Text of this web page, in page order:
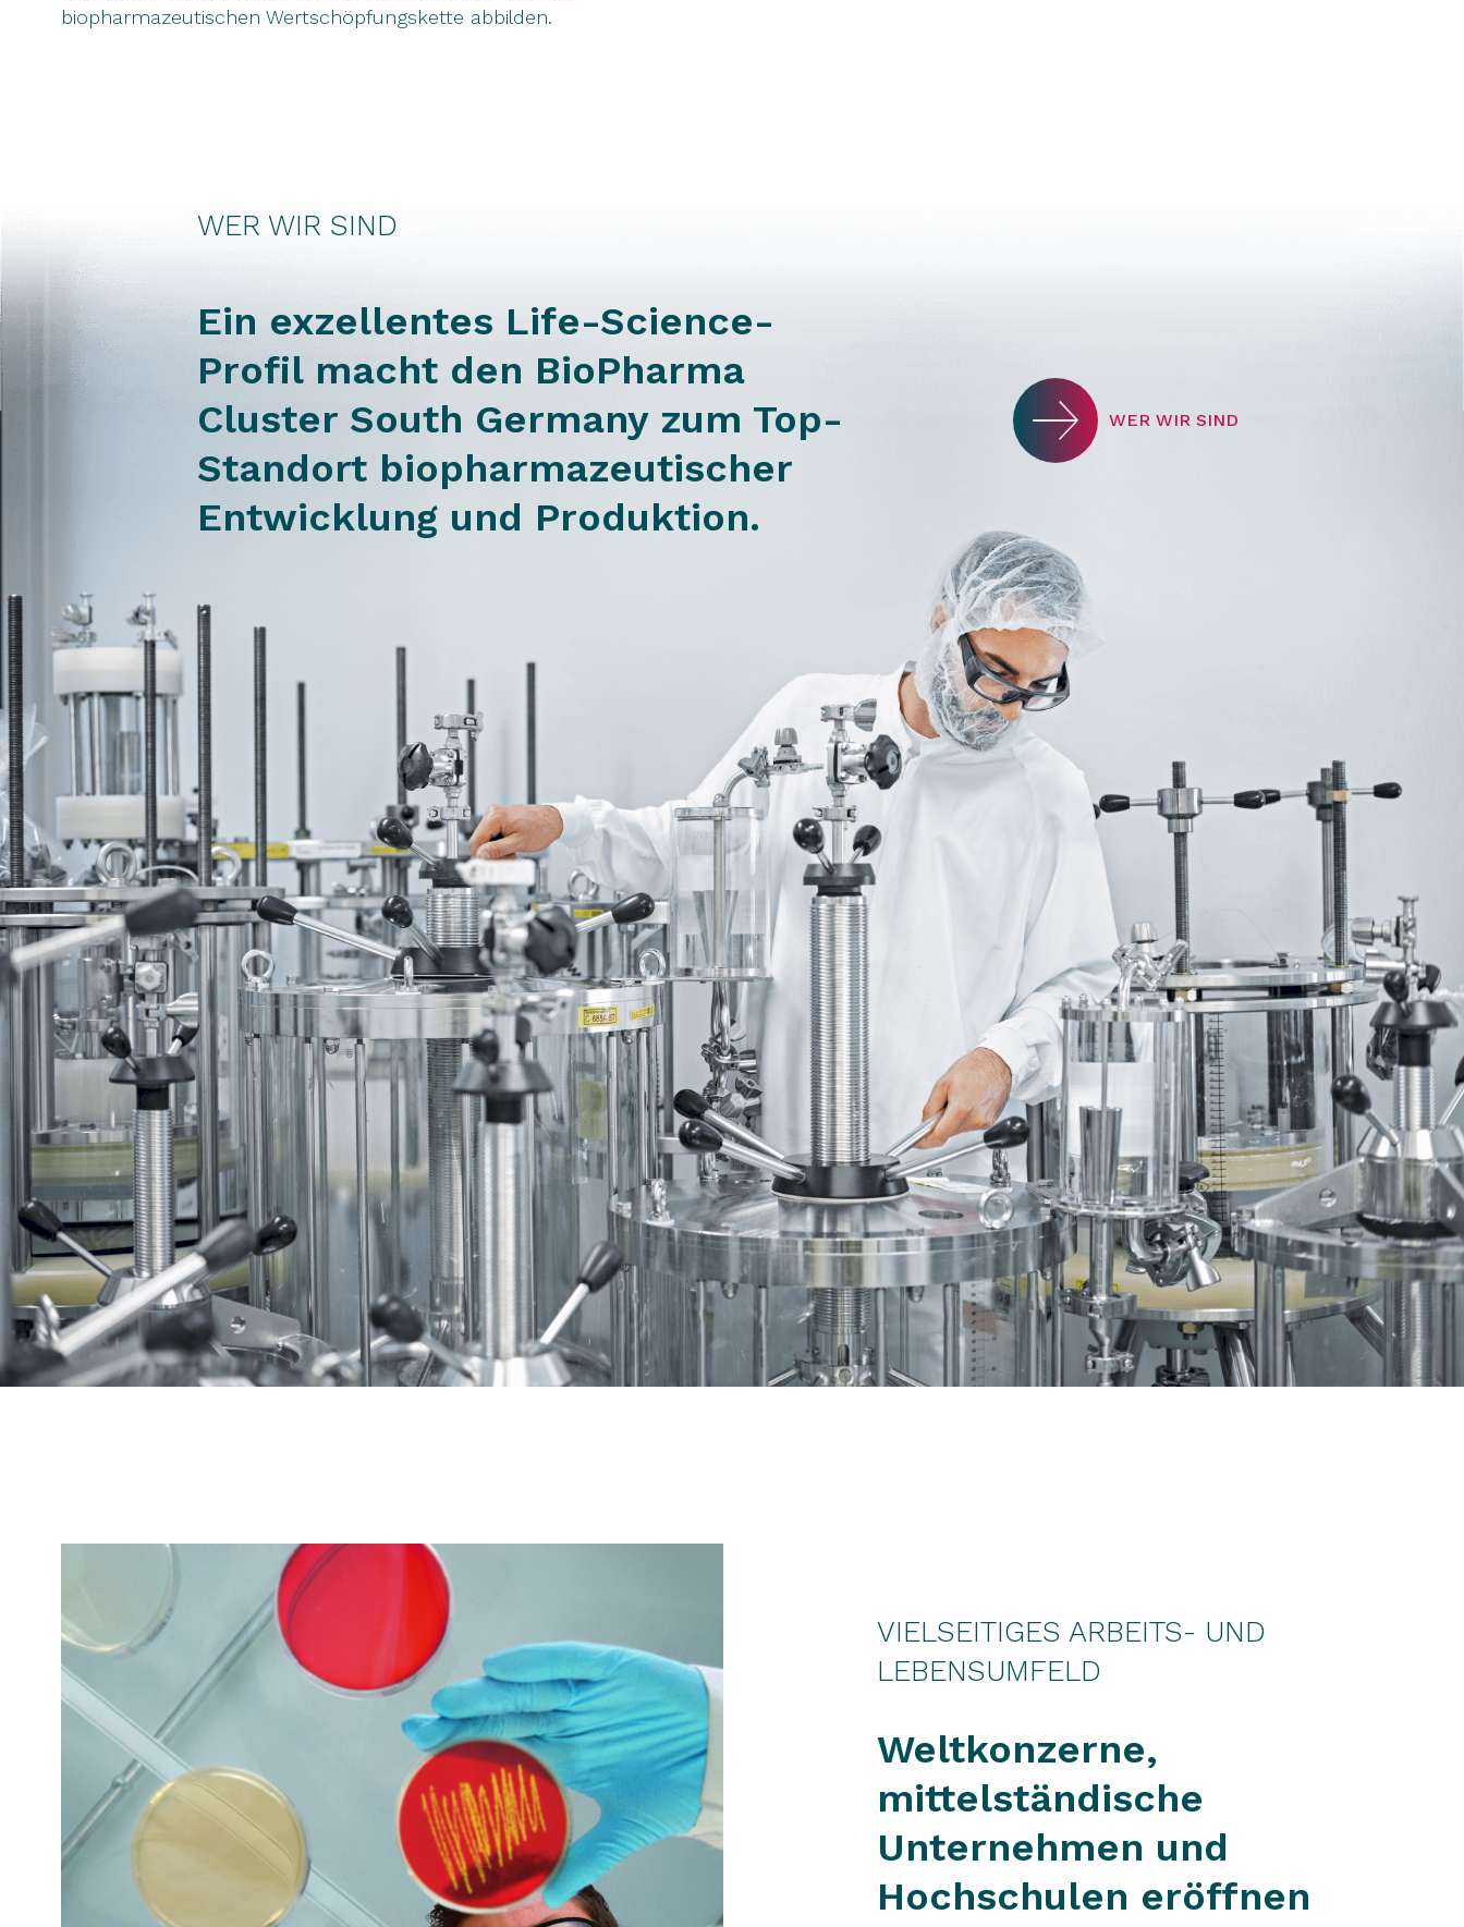
biopharmazeutischen Wertschöpfungskette abbilden.
WER WIR SIND
Ein exzellentes Life-Science-
Profil macht den BioPharma
Cluster South Germany zum Top-
Standort biopharmazeutischer
Entwicklung und Produktion.
WER WIR SIND
VIELSEITIGES ARBEITS- UND
LEBENSUMFELD
Weltkonzerne,
mittelständische
Unternehmen und
Hochschulen eröffnen